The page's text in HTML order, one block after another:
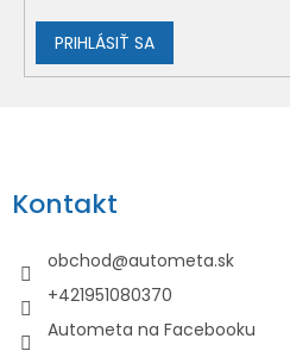
PRIHLÁSIŤ SA
p
äKontakt
obchod@autometa.sk
+421951080370
Autometa na Facebooku